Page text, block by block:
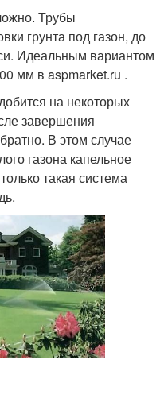
Трубы
грунта под газон, до
Идеальным вариантом
мм в aspmarket.ru .
на некоторых
завершения
В этом случае
газона капельное
такая система